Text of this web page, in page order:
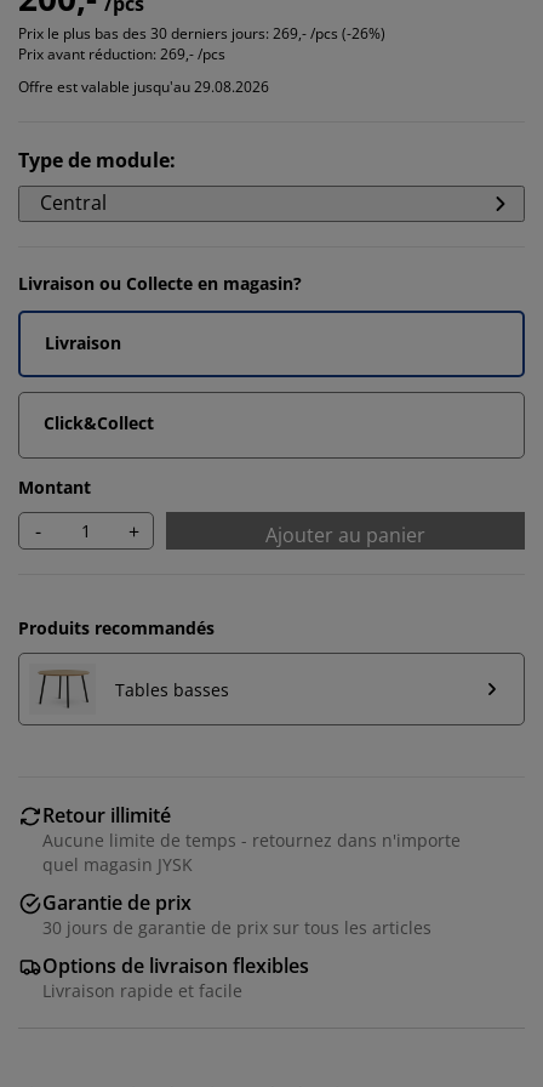
Prix le plus bas des 30 derniers jours: 269,- /pcs (-26%)
Prix avant réduction: 269,- /pcs
Offre est valable jusqu'au 29.08.2026
Type de module:
Central
Livraison ou Collecte en magasin?
Livraison
Click&Collect
Montant
- + Ajouter au panier
Produits recommandés
Tables basses
Retour illimité
Aucune limite de temps - retournez dans n'importe
quel magasin JYSK
Garantie de prix
30 jours de garantie de prix sur tous les articles
Options de livraison flexibles
Livraison rapide et facile
Nous personnalisons votre expérience
Chez JYSK, nous utilisons des cookies et des
identifiants mobiles pour vous garantir une bonne